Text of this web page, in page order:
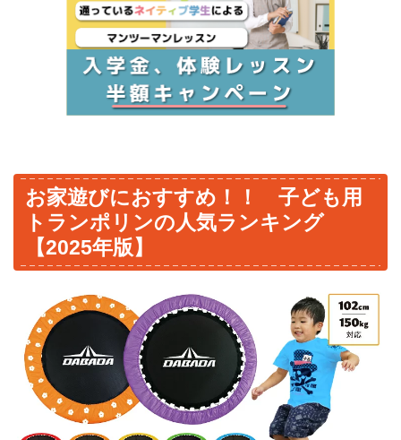
お家遊びにおすすめ！！ 子ども用
トランポリンの人気ランキング
【2025年版】